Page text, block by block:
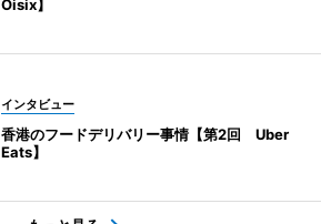
Oisix】
インタビュー
香港のフードデリバリー事情【第2回 Uber
Eats】